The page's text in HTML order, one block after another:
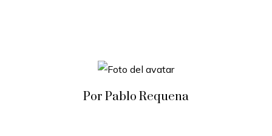
Por Pablo Requena